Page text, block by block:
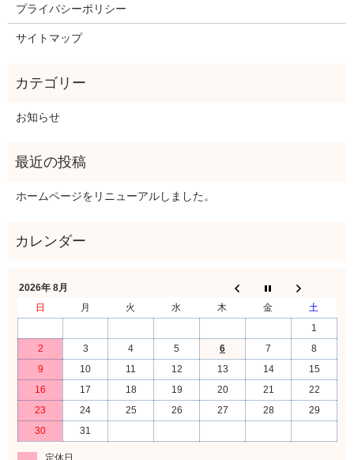
プライバシーポリシー
サイトマップ
お知らせ
ホームページをリニューアルしました。
2026年 8月
日
月 火 水 木 金
土
1
2
3 4 5 6 7
8
9
10 11 12 13 14
15
16
17 18 19 20 21
22
23
24 25 26 27 28
29
30
31